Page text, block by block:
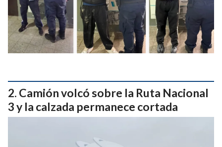
Camión volcó sobre la Ruta Nacional
3 y la calzada permanece cortada